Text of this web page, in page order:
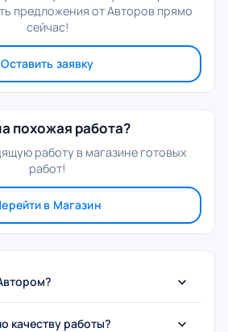
предложения от Авторов прямо
сейчас!
Оставить заявку
похожая работа?
работу в магазине готовых
работ!
в Магазин
качеству работы?